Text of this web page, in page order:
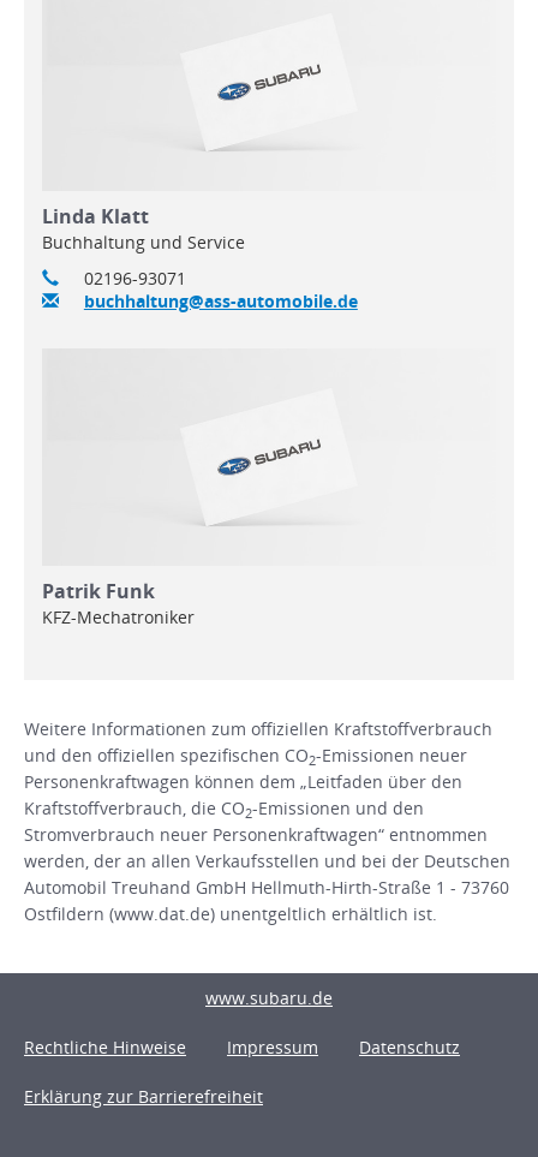
Linda Klatt
Buchhaltung und Service
02196-93071
buchhaltung@ass-automobile.de
Patrik Funk
KFZ-Mechatroniker
Weitere Informationen zum offiziellen Kraftstoffverbrauch
und den offiziellen spezifischen CO2-Emissionen neuer
Personenkraftwagen können dem „Leitfaden über den
Kraftstoffverbrauch, die CO2-Emissionen und den
Stromverbrauch neuer Personenkraftwagen“ entnommen
werden, der an allen Verkaufsstellen und bei der Deutschen
Automobil Treuhand GmbH Hellmuth-Hirth-Straße 1 - 73760
Ostfildern (www.dat.de) unentgeltlich erhältlich ist.
www.subaru.de
Rechtliche Hinweise Impressum Datenschutz
Erklärung zur Barrierefreiheit